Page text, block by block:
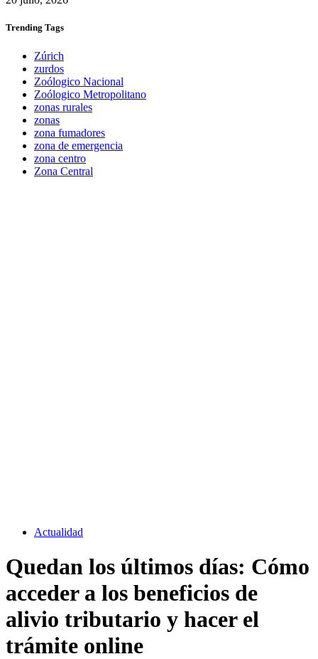
Trending Tags
Zúrich
zurdos
Zoólogico Nacional
Zoólogico Metropolitano
zonas rurales
zonas
zona fumadores
zona de emergencia
zona centro
Zona Central
Actualidad
Quedan los últimos días: Cómo
acceder a los beneficios de
alivio tributario y hacer el
trámite online